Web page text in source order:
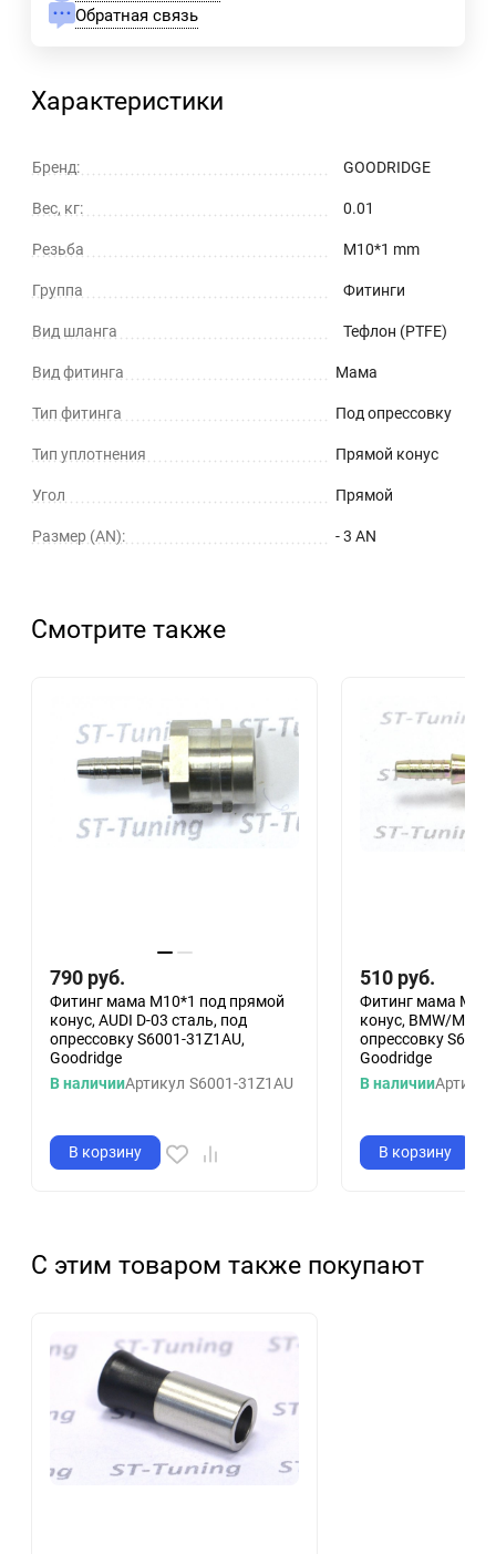
Обратная связь
Характеристики
Бренд: GOODRIDGE
Вес, кг: 0.01
Резьба M10*1 mm
Группа Фитинги
Вид шланга Тефлон (PTFE)
Вид фитинга Мама
Тип фитинга Под опрессовку
Тип уплотнения Прямой конус
Угол Прямой
Размер (AN): - 3 AN
Смотрите также
790 руб.
Фитинг мама M10*1 под прямой
конус, AUDI D-03 сталь, под
опрессовку S6001-31Z1AU,
Goodridge
В наличииАртикул S6001-31Z1AU
В корзину
510 руб.
Фитинг мама
конус, BMW/MINI
опрессовку
Goodridge
В наличииАртикул
В корзину
С этим товаром также покупают